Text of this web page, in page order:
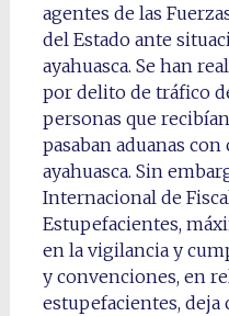
agentes de las
del Estado ante
ayahuasca. Se han
por delito de tráfico
personas que
pasaban aduanas
ayahuasca. Sin
Internacional de
Estupefacientes,
en la vigilancia y
y convenciones, en
estupefacientes, deja